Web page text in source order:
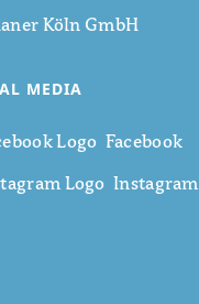
Köln GmbH
MEDIA
Facebook
Instagram